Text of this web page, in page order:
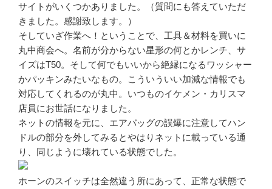
サイトがいくつかありました。（質問にも答えていただ
きました。感謝致します。）
そしていざ作業へ！ということで、工具＆材料を買いに
丸中商会へ。名前が分からない星形の何とかレンチ、サ
イズはT50。そして何でもいいから絶縁になるワッシャー
かパッキンみたいなもの。こういういい加減な情報でも
対応してくれるのが丸中。いつものイケメン・カリスマ
店員にお世話になりました。
ネットの情報を元に、エアバッグの誤爆に注意してハン
ドルの部分を外してみるとやはりネットに載っている通
り、同じように壊れている状態でした。
ホーンのスイッチは全然違う所にあって、正常な状態で